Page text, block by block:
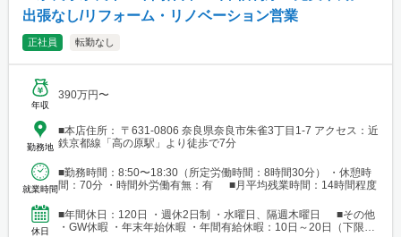
出張なし/リフォーム・リノベーション営業
正社員 転勤なし
年収
390万円〜
勤務地
■本店住所： 〒631-0806 奈良県奈良市朱雀3丁目1-7 アクセス：近
鉄京都線「高の原駅」より徒歩で7分
就業時間
■勤務時間：8:50〜18:30（所定労働時間：8時間30分） ・休憩時
間：70分 ・時間外労働有無：有 ■月平均残業時間：14時間程度
休日
■年間休日：120日 ・週休2日制 ・水曜日、隔週木曜日 ■その他
・GW休暇 ・年末年始休暇 ・年間有給休暇：10日～20日（下限日